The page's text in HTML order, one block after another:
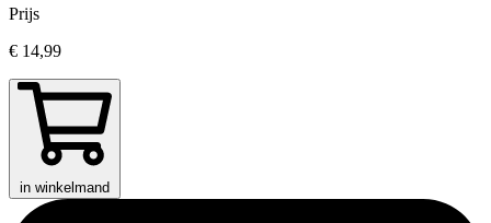
Prijs
€ 14,99
in winkelmand